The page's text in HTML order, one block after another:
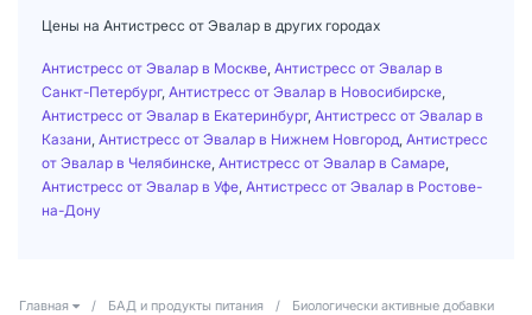
Цены на Антистресс от Эвалар в других городах
Антистресс от Эвалар в Москве Антистресс от Эвалар в
Санкт-Петербург, Антистресс от Эвалар в Новосибирске
Антистресс от Эвалар в Екатеринбург, Антистресс от Эвалар в
Казани Антистресс от Эвалар в Нижнем Новгород Антистресс
от Эвалар в Челябинске Антистресс от Эвалар в Самаре
Антистресс от Эвалар в Уфе Антистресс от Эвалар в Ростове-
на-Дону
Главная / БАД и продукты питания /
Биологически активные добавки